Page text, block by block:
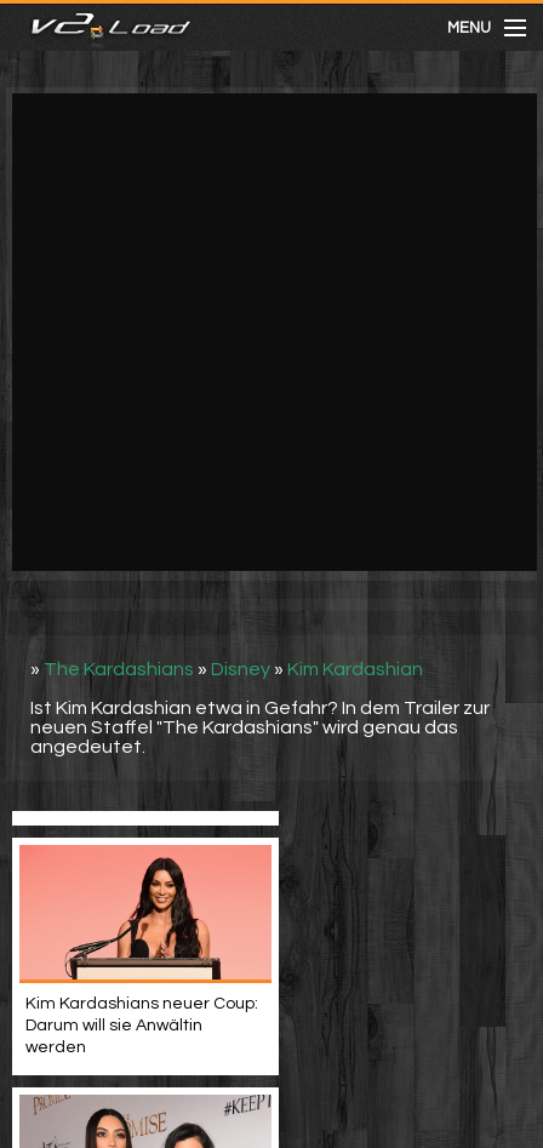
MENU
meist gesehen
» The Kardashians » Disney » Kim Kardashian
Ist Kim Kardashian etwa in Gefahr? In dem Trailer zur
neuen Staffel "The Kardashians" wird genau das
angedeutet.
Kim Kardashians neuer Coup:
Darum will sie Anwältin
werden